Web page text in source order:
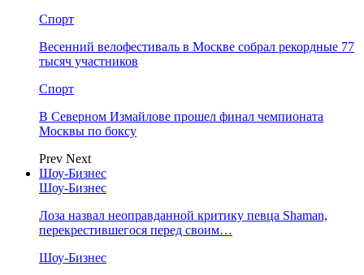
Спорт
Весенний велофестиваль в Москве собрал рекордные 77
тысяч участников
Спорт
В Северном Измайлове прошел финал чемпионата
Москвы по боксу
Prev Next
Шоу-Бизнес
Шоу-Бизнес
Лоза назвал неоправданной критику певца Shaman,
перекрестившегося перед своим…
Шоу-Бизнес